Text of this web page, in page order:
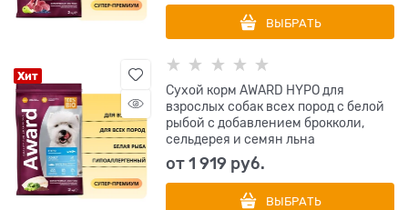
ВЫБРАТЬ
Хит
Сухой корм AWARD HYPO для
взрослых собак всех пород с белой
рыбой с добавлением брокколи,
сельдерея и семян льна
от1 919 руб.
ВЫБРАТЬ